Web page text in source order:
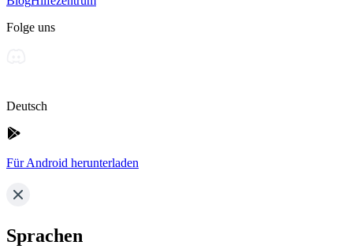
Folge uns
Deutsch
Für Android herunterladen
Sprachen